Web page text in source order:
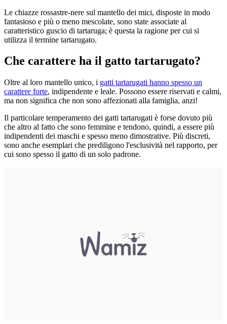
Le chiazze rossastre-nere sul mantello dei mici, disposte in modo
fantasioso e più o meno mescolate, sono state associate al
caratteristico guscio di tartaruga; è questa la ragione per cui si
utilizza il termine tartarugato.
Che carattere ha il gatto tartarugato?
Oltre al loro mantello unico, i gatti tartarugati hanno spesso un
carattere forte, indipendente e leale. Possono essere riservati e calmi,
ma non significa che non sono affezionati alla famiglia, anzi!
Il particolare temperamento dei gatti tartarugati è forse dovuto più
che altro al fatto che sono femmine e tendono, quindi, a essere più
indipendenti dei maschi e spesso meno dimostrative. Più discreti,
sono anche esemplari che prediligono l'esclusività nel rapporto, per
cui sono spesso il gatto di un solo padrone.